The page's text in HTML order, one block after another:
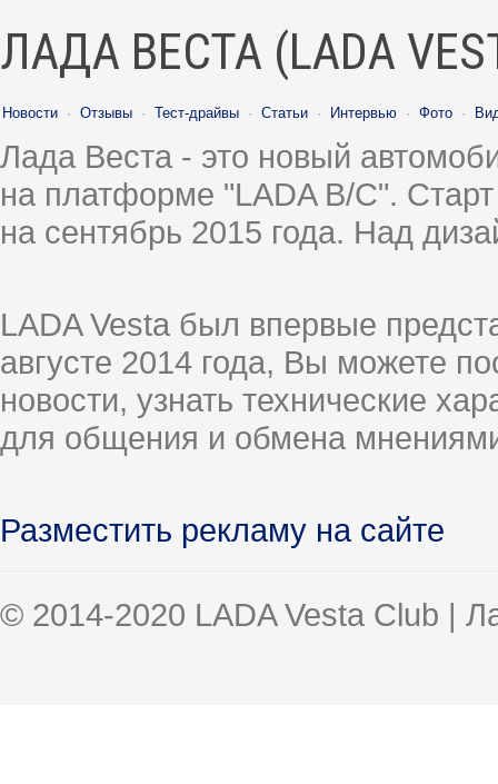
ЛАДА ВЕСТА (LADA
Новости · Отзывы · Тест-драйвы · Статьи · Интервью · Фото ·
Лада Веста - это новый
на платформе "LADA B/C".
на сентябрь 2015 года. Над
LADA Vesta был впервые
августе 2014 года, Вы можете
новости, узнать технические
для общения и обмена
Разместить рекламу на сайте
© 2014-2020 LADA Vesta Club |